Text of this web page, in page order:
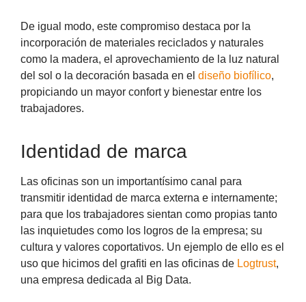
De igual modo, este compromiso destaca por la
incorporación de materiales reciclados y naturales
como la madera, el aprovechamiento de la luz natural
del sol o la decoración basada en el diseño biofílico,
propiciando un mayor confort y bienestar entre los
trabajadores.
Identidad de marca
Las oficinas son un importantísimo canal para
transmitir identidad de marca externa e internamente;
para que los trabajadores sientan como propias tanto
las inquietudes como los logros de la empresa; su
cultura y valores coportativos. Un ejemplo de ello es el
uso que hicimos del grafiti en las oficinas de Logtrust,
una empresa dedicada al Big Data.